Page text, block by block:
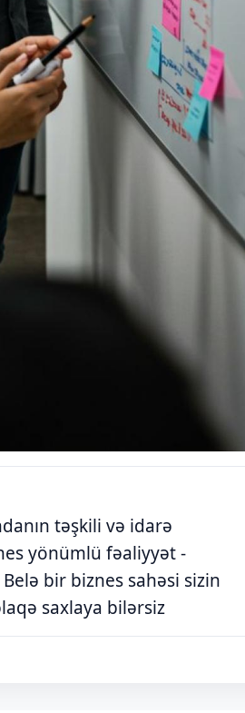
təşkili və idarə
yönümlü fəaliyyət -
bir biznes sahəsi sizin
saxlaya bilərsiz